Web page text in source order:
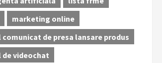
marketing online
comunicat de presa lansare produs
de videochat